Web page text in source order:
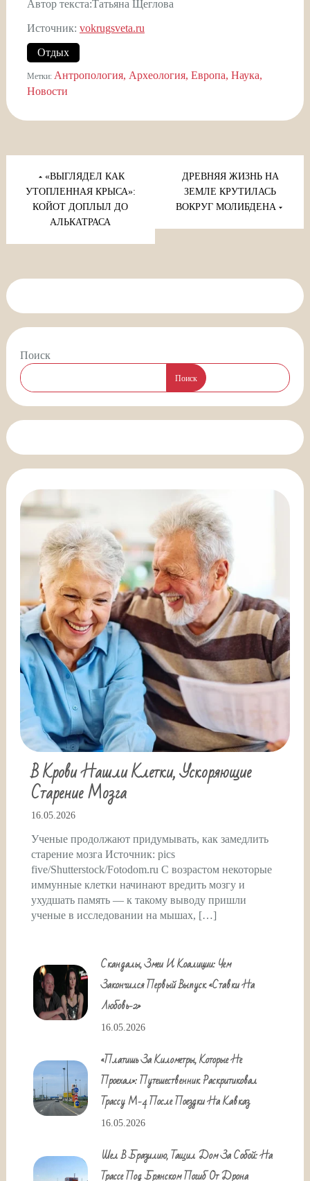
Автор текста:Татьяна Щеглова
Источник: vokrugsveta.ru
Отдых
Метки: Антропология Археология Европа Наука
Новости
Навигация
по
записям
«ВЫГЛЯДЕЛ КАК
УТОПЛЕННАЯ КРЫСА»:
КОЙОТ ДОПЛЫЛ ДО
АЛЬКАТРАСА
ДРЕВНЯЯ ЖИЗНЬ НА
ЗЕМЛЕ КРУТИЛАСЬ
ВОКРУГ МОЛИБДЕНА
Поиск
Поиск
В Крови Нашли Клетки, Ускоряющие
Старение Мозга
16.05.2026
Ученые продолжают придумывать, как замедлить
старение мозга Источник: pics
five/Shutterstock/Fotodom.ru С возрастом некоторые
иммунные клетки начинают вредить мозгу и
ухудшать память — к такому выводу пришли
ученые в исследовании на мышах, […]
Скандалы, Змеи И Коалиции: Чем
Закончился Первый Выпуск «Ставки На
Любовь-2»
16.05.2026
«Платишь За Километры, Которые Не
Проехал»: Путешественник Раскритиковал
Трассу М-4 После Поездки На Кавказ
16.05.2026
Шел В Бразилию, Тащил Дом За Собой: На
Трассе Под Брянском Погиб От Дрона